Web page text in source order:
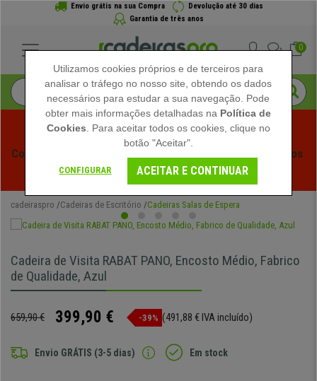
Envio grátis na sua Compra
Devolução até 30 dias
Garantia de três anos
0
Começam os Saldos de Verão em Cadeiraspro! Descontos
Exclusivos por Tempo Limitado - Ver Promoção
cadeiraspro Cadeiras de Escritório Cadeiras Salas de Espera
Cadeira de Visita RABAT PANO, Encosto Médio, Fabrico
de Qualidade, Azul
659,90 € 399,90 € -39% (491,88 € IVA incluído)
Envio GRÁTIS (3-5 dias) Em stock
Utilizamos cookies próprios e de terceiros para
analisar o tráfego no nosso site, obtendo os dados
necessários para estudar a sua navegação. Pode
obter mais informações detalhadas na Política de
Cookies . Para aceitar todos os cookies, clique no
botão "Aceitar".
CONFIGURAR ACEITAR E CONTINUAR